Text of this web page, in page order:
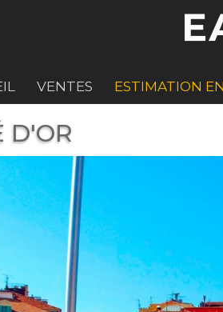
VENTES ESTIMATION
D'OR